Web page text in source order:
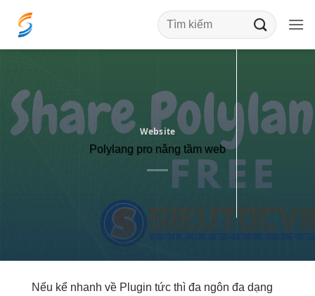
qua
Website
Polylang pro nâng tầm web
Nếu kể nhanh về Plugin tức thì đa ngôn đa dạng